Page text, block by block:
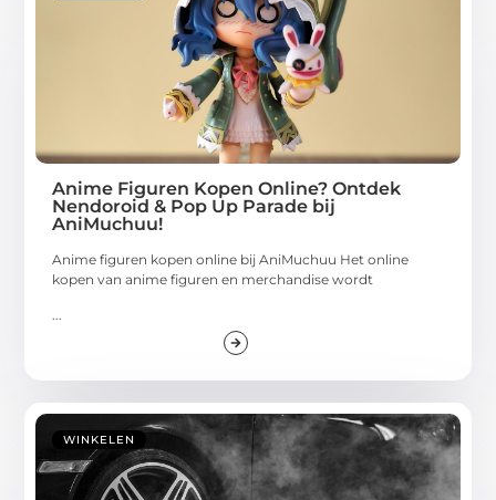
Anime Figuren Kopen Online? Ontdek
Nendoroid & Pop Up Parade bij
AniMuchuu!
Anime figuren kopen online bij AniMuchuu Het online
kopen van anime figuren en merchandise wordt
...
WINKELEN